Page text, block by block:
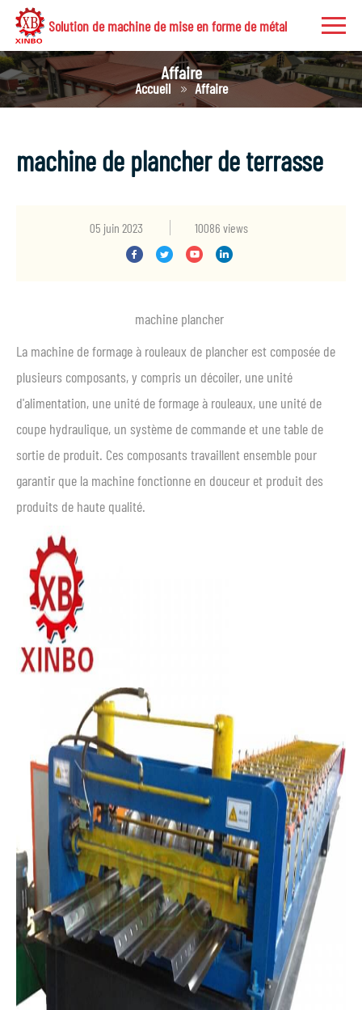
Solution de machine de mise en forme de métal
Affaire
Accueil Affaire
machine de plancher de terrasse
05 juin 2023 10086 views
machine plancher
La machine de formage à rouleaux de plancher est composée de
plusieurs composants, y compris un décoiler, une unité
d'alimentation, une unité de formage à rouleaux, une unité de
coupe hydraulique, un système de commande et une table de
sortie de produit. Ces composants travaillent ensemble pour
garantir que la machine fonctionne en douceur et produit des
produits de haute qualité.